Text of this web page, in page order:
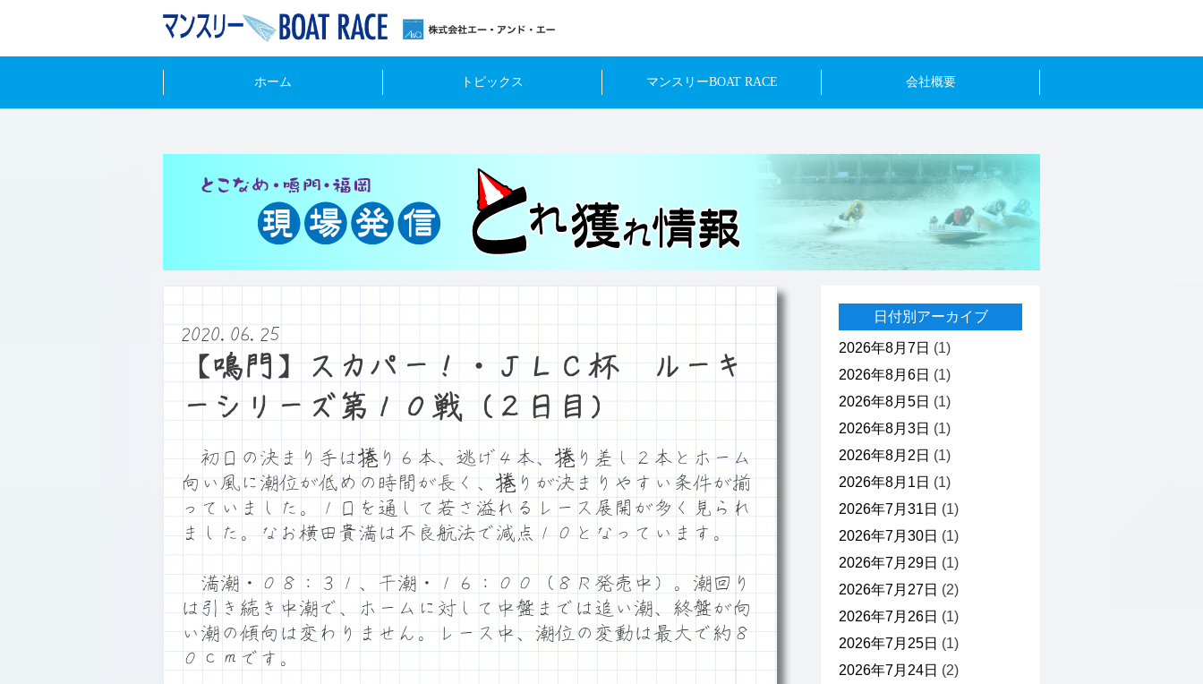
ホーム トピックス マンスリーBOAT RACE 会社概要
2020.06.25
【鳴門】スカパー！・ＪＬＣ杯 ルーキ
ーシリーズ第１０戦（２日目）
初日の決まり手は捲り６本、逃げ４本、捲り差し２本とホーム
向い風に潮位が低めの時間が長く、捲りが決まりやすい条件が揃
っていました。１日を通して若さ溢れるレース展開が多く見られ
ました。なお横田貴満は不良航法で減点１０となっています。
満潮・０８：３１、干潮・１６：００（８Ｒ発売中）。潮回り
は引き続き中潮で、ホームに対して中盤までは追い潮、終盤が向
い潮の傾向は変わりません。レース中、潮位の変動は最大で約８
０ｃｍです。
日付別アーカイブ
2026年8月7日 (1)
2026年8月6日 (1)
2026年8月5日 (1)
2026年8月3日 (1)
2026年8月2日 (1)
2026年8月1日 (1)
2026年7月31日 (1)
2026年7月30日 (1)
2026年7月29日 (1)
2026年7月27日 (2)
2026年7月26日 (1)
2026年7月25日 (1)
2026年7月24日 (2)